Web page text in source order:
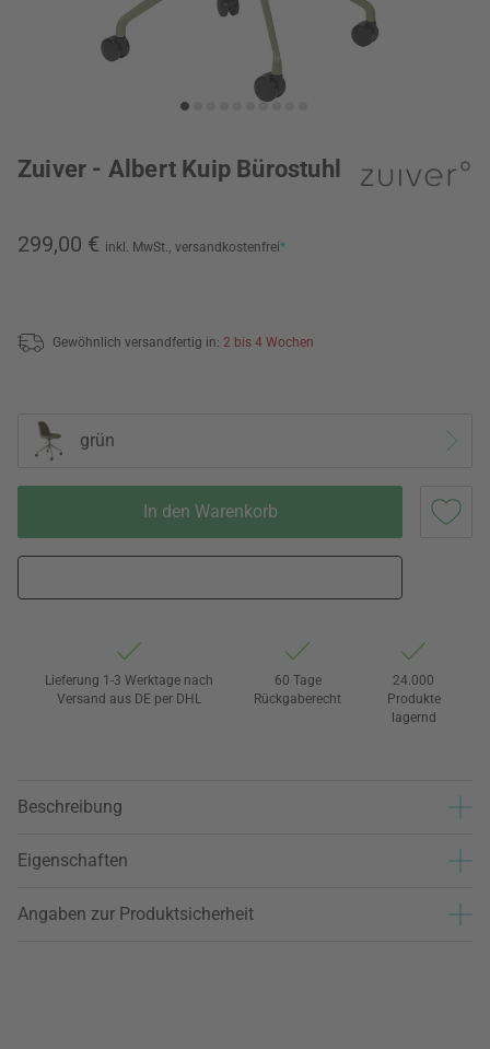
Zuiver - Albert Kuip Bürostuhl
299,00 € inkl. MwSt., versandkostenfrei*
Gewöhnlich versandfertig in: 2 bis 4 Wochen
grün
In den Warenkorb
Lieferung 1-3 Werktage nach
Versand aus DE per DHL
60 Tage
Rückgaberecht
24.000
Produkte
lagernd
Beschreibung
Eigenschaften
Angaben zur Produktsicherheit